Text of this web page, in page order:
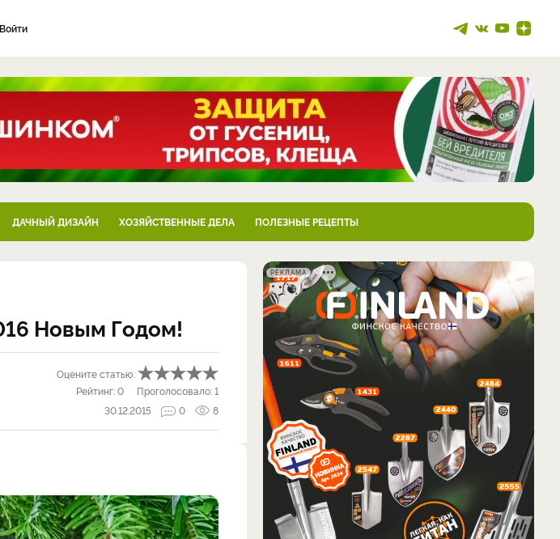
Войти
ДАЧНЫЙ ДИЗАЙН ХОЗЯЙСТВЕННЫЕ ДЕЛА ПОЛЕЗНЫЕ РЕЦЕПТЫ
Новым Годом!
Оцените статью:
Рейтинг:0 Проголосовало:1
30.12.2015
0 8
РЕКЛАМА